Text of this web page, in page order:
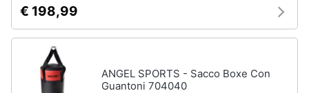
€ 198,99
ANGEL SPORTS - Sacco Boxe Con
Guantoni 704040